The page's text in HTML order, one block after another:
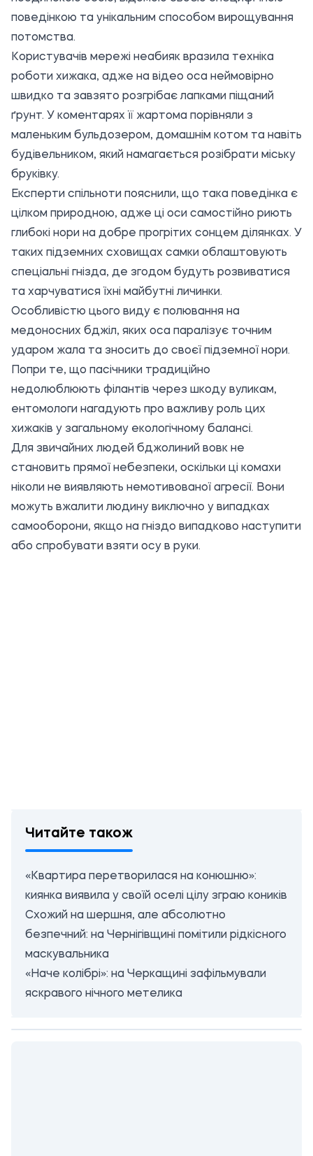
поведінкою та унікальним способом вирощування
потомства.
Користувачів мережі неабияк вразила техніка
роботи хижака, адже на відео оса неймовірно
швидко та завзято розгрібає лапками піщаний
ґрунт. У коментарях її жартома порівняли з
маленьким бульдозером, домашнім котом та навіть
будівельником, який намагається розібрати міську
бруківку.
Експерти спільноти пояснили, що така поведінка є
цілком природною, адже ці оси самостійно риють
глибокі нори на добре прогрітих сонцем ділянках. У
таких підземних сховищах самки облаштовують
спеціальні гнізда, де згодом будуть розвиватися
та харчуватися їхні майбутні личинки.
Особливістю цього виду є полювання на
медоносних бджіл, яких оса паралізує точним
ударом жала та зносить до своєї підземної нори.
Попри те, що пасічники традиційно
недолюблюють філантів через шкоду вуликам,
ентомологи нагадують про важливу роль цих
хижаків у загальному екологічному балансі.
Для звичайних людей бджолиний вовк не
становить прямої небезпеки, оскільки ці комахи
ніколи не виявляють немотивованої агресії. Вони
можуть вжалити людину виключно у випадках
самооборони, якщо на гніздо випадково наступити
або спробувати взяти осу в руки.
Читайте також
«Квартира перетворилася на конюшню»:
киянка виявила у своїй оселі цілу зграю коників
Схожий на шершня, але абсолютно
безпечний: на Чернігівщині помітили рідкісного
маскувальника
«Наче колібрі»: на Черкащині зафільмували
яскравого нічного метелика